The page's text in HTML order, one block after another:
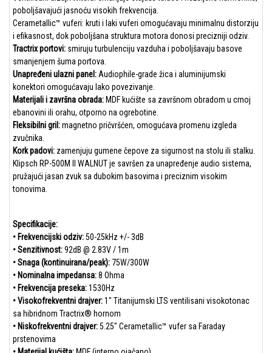
poboljšavajući jasnoću visokih frekvencija.
Cerametallic™ vuferi: kruti i laki vuferi omogućavaju minimalnu distorziju
i efikasnost, dok poboljšana struktura motora donosi precizniji odziv.
Tractrix portovi: smiruju turbulenciju vazduha i poboljšavaju basove
smanjenjem šuma portova.
Unapređeni ulazni panel: Audiophile-grade žica i aluminijumski
konektori omogućavaju lako povezivanje.
Materijali i završna obrada: MDF kućište sa završnom obradom u crnoj
ebanovini ili orahu, otporno na ogrebotine.
Fleksibilni gril:magnetno pričvršćen, omogućava promenu izgleda
zvučnika.
Kork padovi: zamenjuju gumene čepove za sigurnost na stolu ili stalku.
Klipsch RP-500M II WALNUT je savršen za unapređenje audio sistema,
pružajući jasan zvuk sa dubokim basovima i preciznim visokim
tonovima.
Specifikacije:
• Frekvencijski odziv:50-25kHz +/- 3dB
• Senzitivnost:92dB @ 2.83V / 1m
• Snaga (kontinuirana/peak): 75W/300W
• Nominalna impedansa:8 Ohma
• Frekvencija preseka:1530Hz
• Visokofrekventni drajver:1" Titanijumski LTS ventilisani visokotonac
sa hibridnom Tractrix® hornom
• Niskofrekventni drajver:5.25" Cerametallic™ vufer sa Faraday
prstenovima